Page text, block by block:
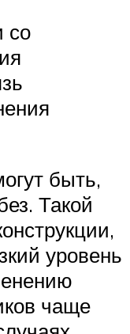
со
быть,
Такой
уровень
чаще